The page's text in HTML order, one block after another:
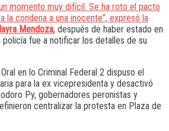
momento muy difícil. Se ha roto el pacto
la condena a una inocente”, expresó la
Mendoza, después de haber estado en
policía fue a notificar los detalles de su
en lo Criminal Federal 2 dispuso el
para la ex vicepresidenta y desactivó
Py, gobernadores peronistas y
centralizar la protesta en Plaza de